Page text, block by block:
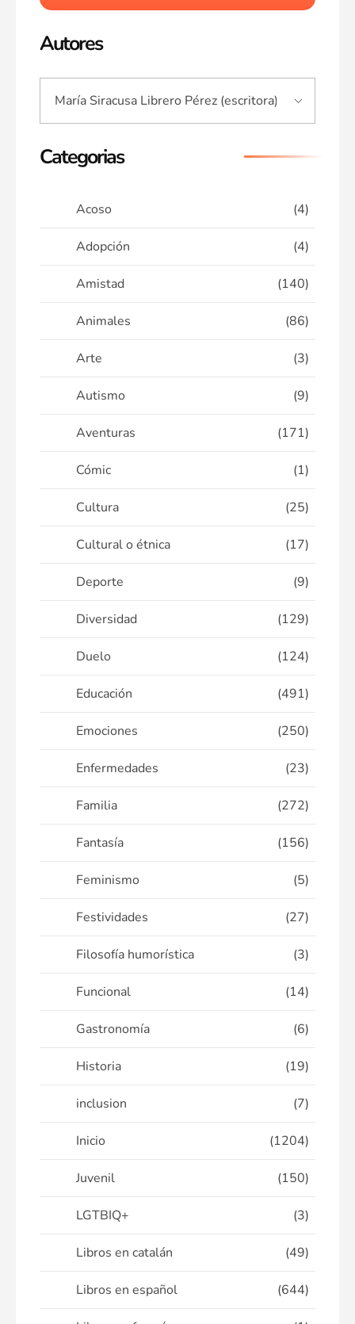
Autores
Categorias
Acoso (4)
Adopción (4)
Amistad (140)
Animales (86)
Arte (3)
Autismo (9)
Aventuras (171)
Cómic (1)
Cultura (25)
Cultural o étnica (17)
Deporte (9)
Diversidad (129)
Duelo (124)
Educación (491)
Emociones (250)
Enfermedades (23)
Familia (272)
Fantasía (156)
Feminismo (5)
Festividades (27)
Filosofía humorística (3)
Funcional (14)
Gastronomía (6)
Historia (19)
inclusion (7)
Inicio (1204)
Juvenil (150)
LGTBIQ+ (3)
Libros en catalán (49)
Libros en español (644)